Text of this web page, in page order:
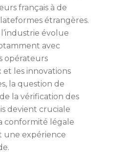
français à de
étrangères.
évolue
avec
opérateurs
les innovations
la question de
la vérification des
devient cruciale
conformité légale
expérience